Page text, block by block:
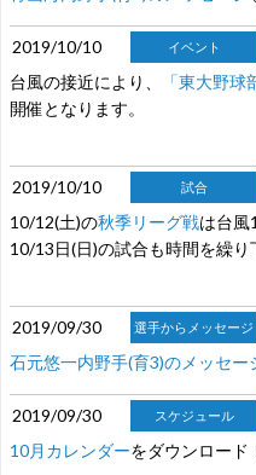
2019/10/10 イベント
台風の接近により、 「東大野球
開催となります。
2019/10/10 試合
10/12(土)の秋季リーグ戦は台風
10/13日(日)の試合も時間を繰り
2019/09/30 選手からメッセージ
石元悠一内野手(育3)のメッセー
2019/09/30 スケジュール
10月カレンダーをダウンロード